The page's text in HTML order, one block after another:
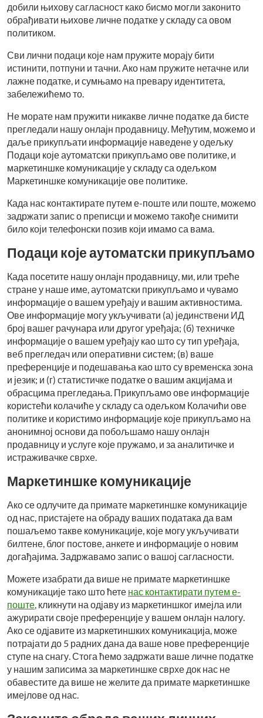
добили њихову сагласност како бисмо могли законито
обрађивати њихове личне податке у складу са овом
политиком.
Сви лични подаци које нам пружите морају бити
истинити, потпуни и тачни. Ако нам пружите нетачне или
лажне податке, и сумњамо на превару идентитета,
забележићемо то.
Не морате нам пружити никакве личне податке да бисте
прегледали нашу онлајн продавницу. Међутим, можемо и
даље прикупљати информације наведене у одељку
Подаци које аутоматски прикупљамо ове политике, и
маркетиншке комуникације у складу са одељком
Маркетиншке комуникације ове политике.
Када нас контактирате путем е-поште или поште, можемо
задржати запис о преписци и можемо такође снимити
било који телефонски позив који имамо са вама.
Подаци које аутоматски прикупљамо
Када посетите нашу онлајн продавницу, ми, или треће
стране у наше име, аутоматски прикупљамо и чувамо
информације о вашем уређају и вашим активностима.
Ове информације могу укључивати (а) јединствени ИД
број вашег рачунара или другог уређаја; (б) техничке
информације о вашем уређају као што су тип уређаја,
веб прегледач или оперативни систем; (в) ваше
преференције и подешавања као што су временска зона
и језик; и (г) статистичке податке о вашим акцијама и
обрасцима прегледања. Прикупљамо ове информације
користећи колачиће у складу са одељком Колачићи ове
политике и користимо информације које прикупљамо на
анонимној основи да побољшамо нашу онлајн
продавницу и услуге које пружамо, и за аналитичке и
истраживачке сврхе.
Маркетиншке комуникације
Ако се одлучите да примате маркетиншке комуникације
од нас, пристајете на обраду ваших података да вам
пошаљемо такве комуникације, које могу укључивати
билтене, блог постове, анкете и информације о новим
догађајима. Задржавамо запис о вашој сагласности.
Можете изабрати да више не примате маркетиншке
комуникације тако што ћете нас контактирати путем е-
поште, кликнути на одјаву из маркетиншког имејла или
ажурирати своје преференције у вашем онлајн налогу.
Ако се одјавите из маркетиншких комуникација, може
потрајати до 5 радних дана да ваше нове преференције
ступе на снагу. Стога ћемо задржати ваше личне податке
у нашим записима за маркетиншке сврхе док нас не
обавестите да више не желите да примате маркетиншке
имејлове од нас.